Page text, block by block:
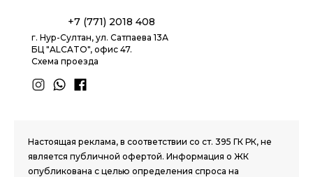
+7 (771) 2018 408
г. Нур-Султан, ул. Сатпаева 13А
БЦ "ALCATO", офис 47.
Схема проезда
Настоящая реклама, в соответствии со ст. 395 ГК РК, не
является публичной офертой. Информация о ЖК
опубликована с целью определения спроса на